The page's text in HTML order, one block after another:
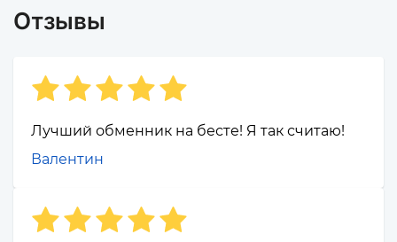
Отзывы
Лучший обменник на бесте! Я так считаю!
Валентин